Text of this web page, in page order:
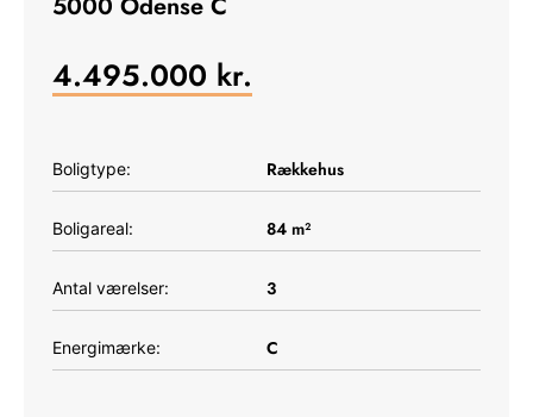
4.495.000 kr.
Boligtype: Rækkehus
Boligareal: 84 m²
Antal værelser: 3
Energimærke: C